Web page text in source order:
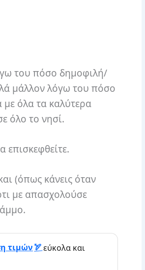
του πόσο δημοφιλή/
μάλλον λόγω του πόσο
με όλα τα καλύτερα
όλο το νησί.
επισκεφθείτε.
(όπως κάνεις όταν
με απασχολούσε
τιμών
εύκολα και